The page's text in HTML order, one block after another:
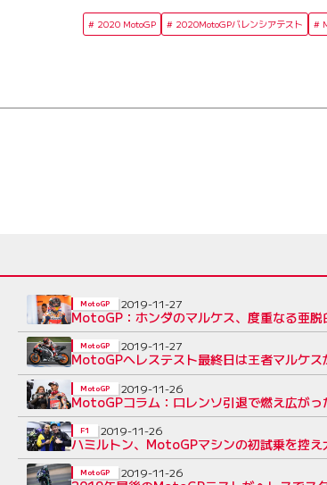
2020 MotoGP 2020MotoGPバレンシアテスト
MotoGP：ホンダのマルケス、度重なる亜
MotoGP 2019-11-27
MotoGPへレステスト最終日は王者マルケ
MotoGP 2019-11-27
MotoGPコラム：ロレンソ引退で燃え広が
MotoGP 2019-11-26
ハミルトン、MotoGPマシンの初試乗を控え
F1 2019-11-26
MotoGP 2019-11-26